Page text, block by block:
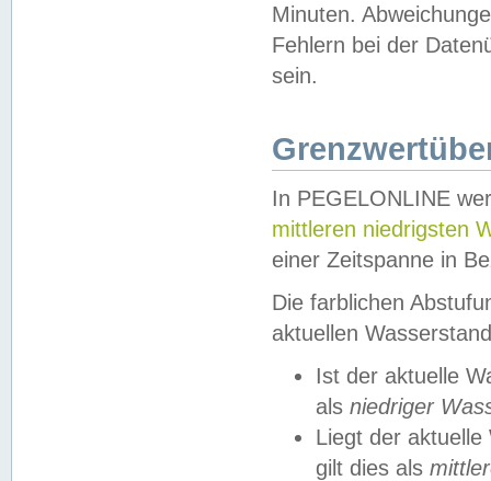
Minuten.
Fehlern bei der
sein.
In PEGELONLINE
mittleren niedrigsten
einer Zeitspanne in
Die farblichen
aktuellen
Ist der aktuelle
als niedriger
Liegt der
gilt dies als